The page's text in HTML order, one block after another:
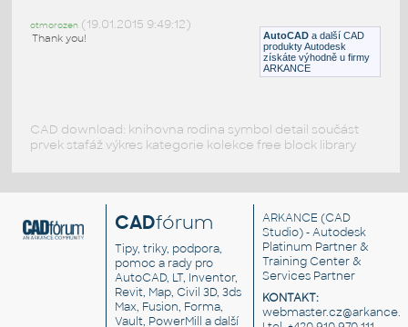
3D Boeing 747, jednoduchý model
AutoCAD a další CAD
produkty Autodesk
získáte výhodně u firmy
ARKANCE
otmorozen (19.01.2015 9:49:12)
Thank you!
CAD download: knihovna rodina symbol detail součást
prvek stafáž výkres kategorie kolekce free block library
CADfórum
Tipy, triky, podpora,
pomoc a rady pro
AutoCAD, LT, Inventor,
Revit, Map, Civil 3D, 3ds
Max, Fusion, Forma,
Vault, PowerMill a další
ARKANCE (CAD
Studio) - Autodesk
Platinum Partner &
Training Center &
Services Partner
KONTAKT: